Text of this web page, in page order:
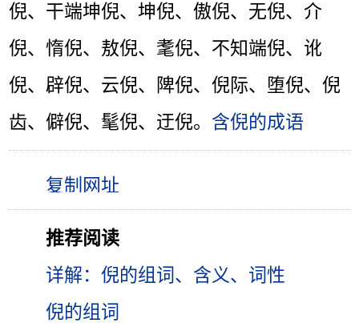
倪、干端坤倪、坤倪、傲倪、无倪、介
倪、惰倪、敖倪、耄倪、不知端倪、讹
倪、辟倪、云倪、陴倪、倪际、堕倪、倪
齿、僻倪、髦倪、迂倪。 含倪的成语
推荐阅读
详解：倪的组词、含义、词性
倪的组词